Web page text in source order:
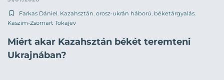
Farkas Dániel, Kazahsztán, orosz-ukrán háború, béketárgyalás,
Kaszim-Zsomart Tokajev
Miért akar Kazahsztán békét teremteni
Ukrajnában?